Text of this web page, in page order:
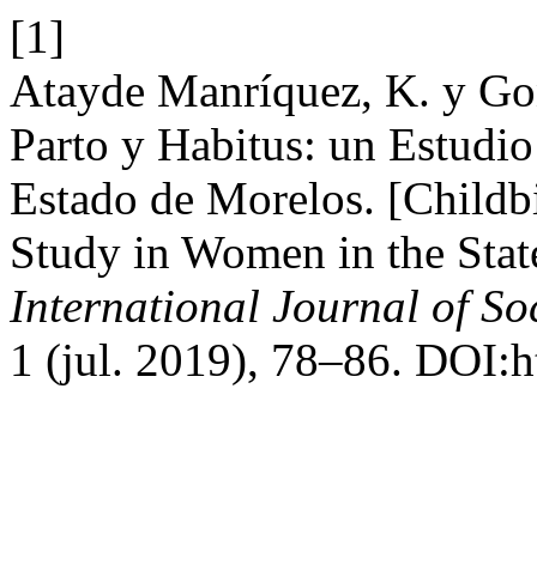
[1]
Atayde Manríquez, K. y
Parto y Habitus: un
Estado de Morelos.
Study in Women in the
International Journal of
1 (jul. 2019), 78–86.